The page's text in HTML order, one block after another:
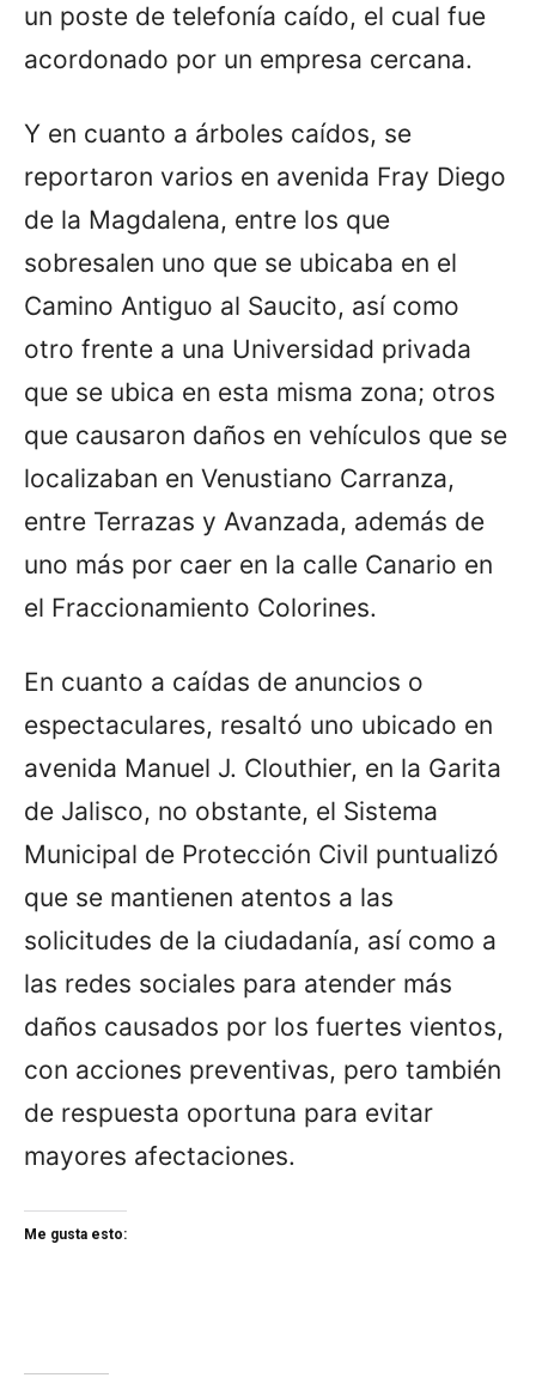
un poste de telefonía caído, el cual fue
acordonado por un empresa cercana.
Y en cuanto a árboles caídos, se
reportaron varios en avenida Fray Diego
de la Magdalena, entre los que
sobresalen uno que se ubicaba en el
Camino Antiguo al Saucito, así como
otro frente a una Universidad privada
que se ubica en esta misma zona; otros
que causaron daños en vehículos que se
localizaban en Venustiano Carranza,
entre Terrazas y Avanzada, además de
uno más por caer en la calle Canario en
el Fraccionamiento Colorines.
En cuanto a caídas de anuncios o
espectaculares, resaltó uno ubicado en
avenida Manuel J. Clouthier, en la Garita
de Jalisco, no obstante, el Sistema
Municipal de Protección Civil puntualizó
que se mantienen atentos a las
solicitudes de la ciudadanía, así como a
las redes sociales para atender más
daños causados por los fuertes vientos,
con acciones preventivas, pero también
de respuesta oportuna para evitar
mayores afectaciones.
Me gusta esto: